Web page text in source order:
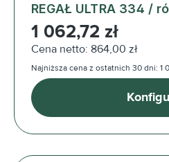
REGAŁ ULTRA 334 /
Cena regularna:
1 062,72 zł
Cena netto: 864,00 zł
Najniższa cena z ostatnich 30 dni: 1